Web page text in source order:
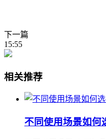
下一篇
15:55
相关推荐
不同使用场景如何